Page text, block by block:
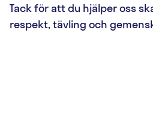
Tack för att du hjälper oss
respekt, tävling och